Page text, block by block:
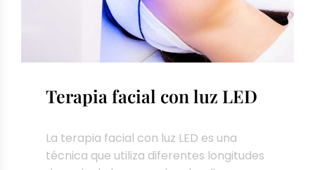
Terapia facial con luz LED
La terapia facial con luz LED es una
técnica que utiliza diferentes longitudes